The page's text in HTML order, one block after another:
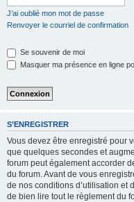
J’ai oublié mon mot de passe
Renvoyer le courriel de confirmation
Se souvenir de moi
Masquer ma présence en ligne
S’ENREGISTRER
Vous devez être enregistré pour
que quelques secondes et
forum peut également accorder
du forum. Avant de vous
de nos conditions d’utilisation et
de bien lire tout le règlement du